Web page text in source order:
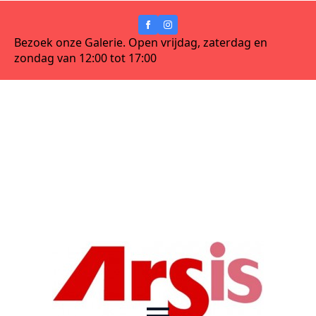
Bezoek onze Galerie. Open vrijdag, zaterdag en
zondag van 12:00 tot 17:00